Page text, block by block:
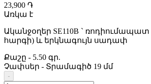
23,900 ֏
Առկա է
Ականջօղեր SE110B `
հարգի) և երկնագույն սադափ
Քաշը - 5.50 գր.
Չափսեր - Տրամագիծ 19 մմ
-